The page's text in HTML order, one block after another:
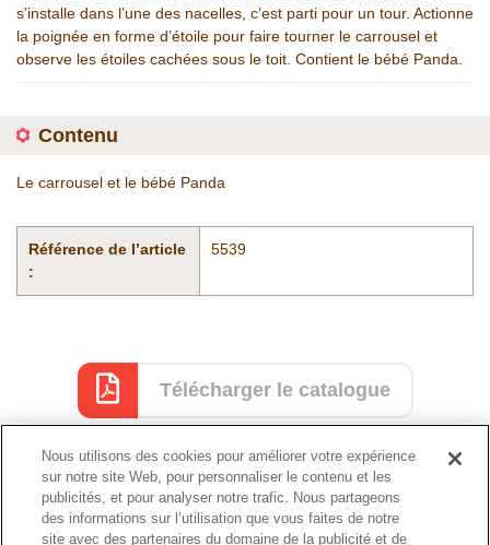
s’installe dans l’une des nacelles, c’est parti pour un tour. Actionne
la poignée en forme d’étoile pour faire tourner le carrousel et
observe les étoiles cachées sous le toit. Contient le bébé Panda.
Contenu
Le carrousel et le bébé Panda
Référence de l’article
:
5539
Télécharger le catalogue
Catalogue
Nous utilisons des cookies pour améliorer votre expérience
sur notre site Web, pour personnaliser le contenu et les
publicités, et pour analyser notre trafic. Nous partageons
des informations sur l’utilisation que vous faites de notre
site avec des partenaires du domaine de la publicité et de